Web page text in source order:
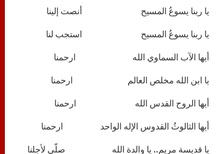
يا ربنا يسوعُ المسيح أنصت إلينا
يا ربنا يسوعُ المسيح استجب لنا
أيها الآب السماوي الله ارحمنا
يا ابن الله مخلص العالم ارحمنا
أيها الروح القدس الله ارحمنا
أيها الثالوثُ القدوس الإله الواحد ارحمنا
يا قديسة مريم.. يا والدة الله صلّي لأجلنا